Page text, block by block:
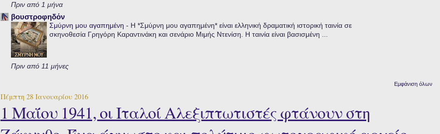
Πριν από 1 μήνα
βουστροφηδόν
Σμύρνη μου αγαπημένη - Η *Σμύρνη μου αγαπημένη* είναι ελληνική δραματική ιστορική ταινία σε
σκηνοθεσία Γρηγόρη Καραντινάκη και σενάριο Μιμής Ντενίση. Η ταινία είναι βασισμένη ...
Πριν από 11 μήνες
Εμφάνιση όλων
Πέμπτη 28 Ιανουαρίου 2016
1 Μαΐου 1941, οι Ιταλοί Αλεξιπτωτιστές φτάνουν στη